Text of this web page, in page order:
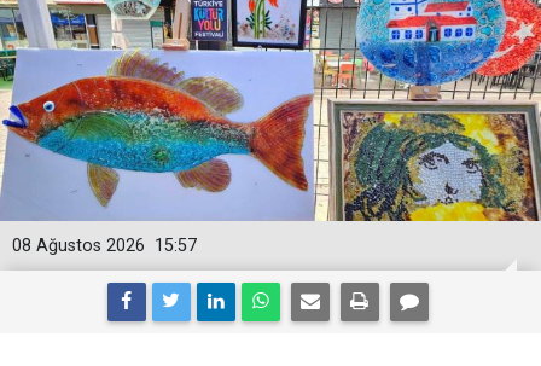
15:57
08 Ağustos 2026